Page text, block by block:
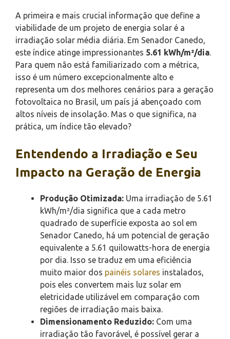
A primeira e mais crucial informação que define a
viabilidade de um projeto de energia solar é a
irradiação solar média diária. Em Senador Canedo,
este índice atinge impressionantes 5.61 kWh/m²/dia
Para quem não está familiarizado com a métrica,
isso é um número excepcionalmente alto e
representa um dos melhores cenários para a geração
fotovoltaica no Brasil, um país já abençoado com
altos níveis de insolação. Mas o que significa, na
prática, um índice tão elevado?
Entendendo a Irradiação e Seu
Impacto na Geração de Energia
Produção Otimizada: Uma irradiação de 5.61
kWh/m²/dia significa que a cada metro
quadrado de superfície exposta ao sol em
Senador Canedo, há um potencial de geração
equivalente a 5.61 quilowatts-hora de energia
por dia. Isso se traduz em uma eficiência
muito maior dos painéis solares instalados,
pois eles convertem mais luz solar em
eletricidade utilizável em comparação com
regiões de irradiação mais baixa.
Dimensionamento Reduzido: Com uma
irradiação tão favorável, é possível gerar a